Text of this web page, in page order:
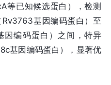
等已知候选蛋白），检测
Rv3763基因编码蛋白）至
因编码蛋白）之间，特异
基因编码蛋白），显著优